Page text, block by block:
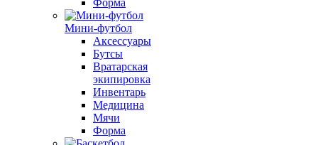
Форма
Мини-футбол
Аксессуары
Бутсы
Вратарская
экипировка
Инвентарь
Медицина
Мячи
Форма